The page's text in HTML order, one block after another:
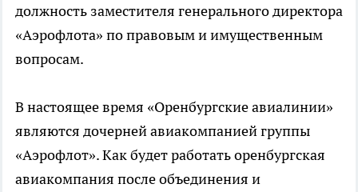
должность заместителя генерального директора
«Аэрофлота» по правовым и имущественным
вопросам.
В настоящее время «Оренбургские авиалинии»
являются дочерней авиакомпанией группы
«Аэрофлот». Как будет работать оренбургская
авиакомпания после объединения и